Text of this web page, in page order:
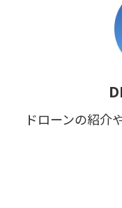
ドローンの紹介